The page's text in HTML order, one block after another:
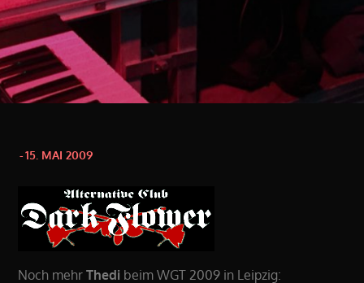
Posted
15. MAI 2009
Noch mehrThedi beim WGT 2009 in Leipzig: